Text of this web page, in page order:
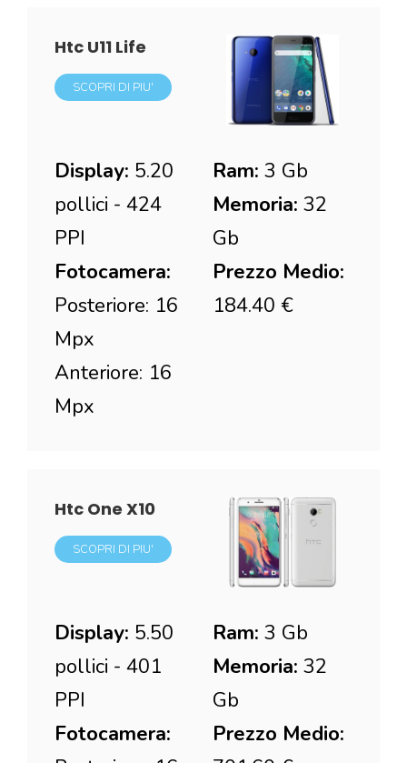
Htc U11 Life
SCOPRI DI PIU'
Display: 5.20
pollici - 424
PPI
Fotocamera:
Posteriore: 16
Mpx
Anteriore: 16
Mpx
Ram: 3 Gb
Memoria: 32
Gb
Prezzo Medio:
184.40 €
Htc One X10
SCOPRI DI PIU'
Display: 5.50
pollici - 401
PPI
Fotocamera:
Ram: 3 Gb
Memoria: 32
Gb
Prezzo Medio: